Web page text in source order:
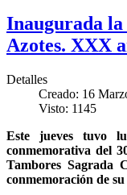
Inaugurada la
Azotes. XXX
Detalles
Creado: 16
Visto: 1145
Este jueves tuvo
conmemorativa del
Tambores Sagrada
conmemoración de